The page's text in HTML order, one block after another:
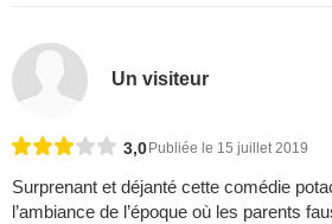
Un visiteur
3,0 Publiée le 15 juillet 2019
Surprenant et déjanté cette comédie
l’ambiance de l’époque où les parents